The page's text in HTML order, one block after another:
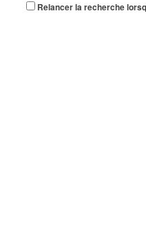
Relancer la recherche